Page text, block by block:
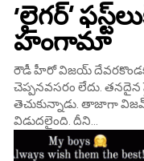
‘లైగర్‌’
హంగామా
రౌడీ హీరో విజయ్
చెప్పనవసరం లేదు. తనదైన
తెచుకున్నాడు. తాజాగా విజమ్‌
విడుదలైంది. దీని...